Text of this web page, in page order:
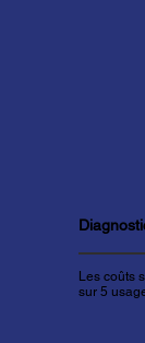
Les coûts
sur 5